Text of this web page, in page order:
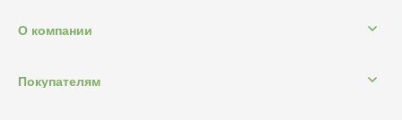
О компании
Покупателям